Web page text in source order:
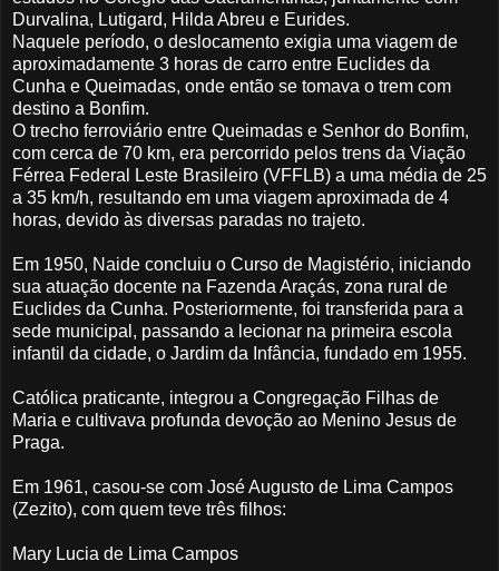
Durvalina, Lutigard, Hilda Abreu e Eurides.
Naquele período, o deslocamento exigia uma viagem de
aproximadamente 3 horas de carro entre Euclides da
Cunha e Queimadas, onde então se tomava o trem com
destino a Bonfim.
O trecho ferroviário entre Queimadas e Senhor do Bonfim,
com cerca de 70 km, era percorrido pelos trens da Viação
Férrea Federal Leste Brasileiro (VFFLB) a uma média de 25
a 35 km/h, resultando em uma viagem aproximada de 4
horas, devido às diversas paradas no trajeto.
Em 1950, Naide concluiu o Curso de Magistério, iniciando
sua atuação docente na Fazenda Araçás, zona rural de
Euclides da Cunha. Posteriormente, foi transferida para a
sede municipal, passando a lecionar na primeira escola
infantil da cidade, o Jardim da Infância, fundado em 1955.
Católica praticante, integrou a Congregação Filhas de
Maria e cultivava profunda devoção ao Menino Jesus de
Praga.
Em 1961, casou-se com José Augusto de Lima Campos
(Zezito), com quem teve três filhos:
Mary Lucia de Lima Campos